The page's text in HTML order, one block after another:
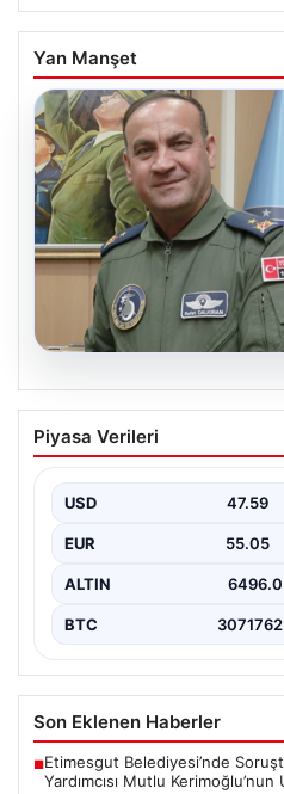
Yan Manşet
05.08.2026
Rafet Dalkıran
Kuvvetleri Komutanı
Piyasa Verileri
USD 47.59
EUR 55.05
ALTIN 6496.0
BTC 3071762
Son Eklenen Haberler
■Etimesgut Belediyesi’nde
Yardımcısı Mutlu